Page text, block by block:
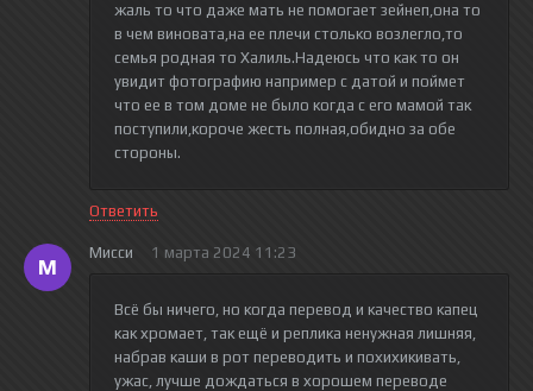
жаль то что даже мать не помогает зейнеп,она то
в чем виновата,на ее плечи столько возлегло,то
семья родная то Халиль.Надеюсь что как то он
увидит фотографию например с датой и поймет
что ее в том доме не было когда с его мамой так
поступили,короче жесть полная,обидно за обе
стороны.
Ответить
М
Мисси 1 марта 2024 11:23
Всё бы ничего, но когда перевод и качество капец
как хромает, так ещё и реплика ненужная лишняя,
набрав каши в рот переводить и похихикивать,
ужас, лучше дождаться в хорошем переводе